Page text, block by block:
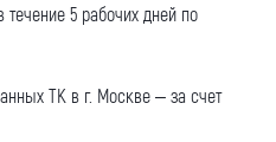
течение 5 рабочих дней по
ТК в г. Москве – за счет